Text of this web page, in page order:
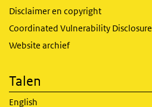
Disclaimer en copyright
Coordinated Vulnerability Disclosure
Website archief
Talen
English